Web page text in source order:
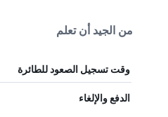
من الجيد أن تعلم
وقت تسجيل الصعود للطائرة
الدفع والإلغاء